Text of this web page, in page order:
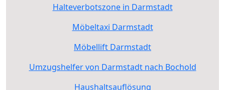
Halteverbotszone in Darmstadt
Möbeltaxi Darmstadt
Möbellift Darmstadt
Umzugshelfer von Darmstadt nach Bochold
Haushaltsauflösung